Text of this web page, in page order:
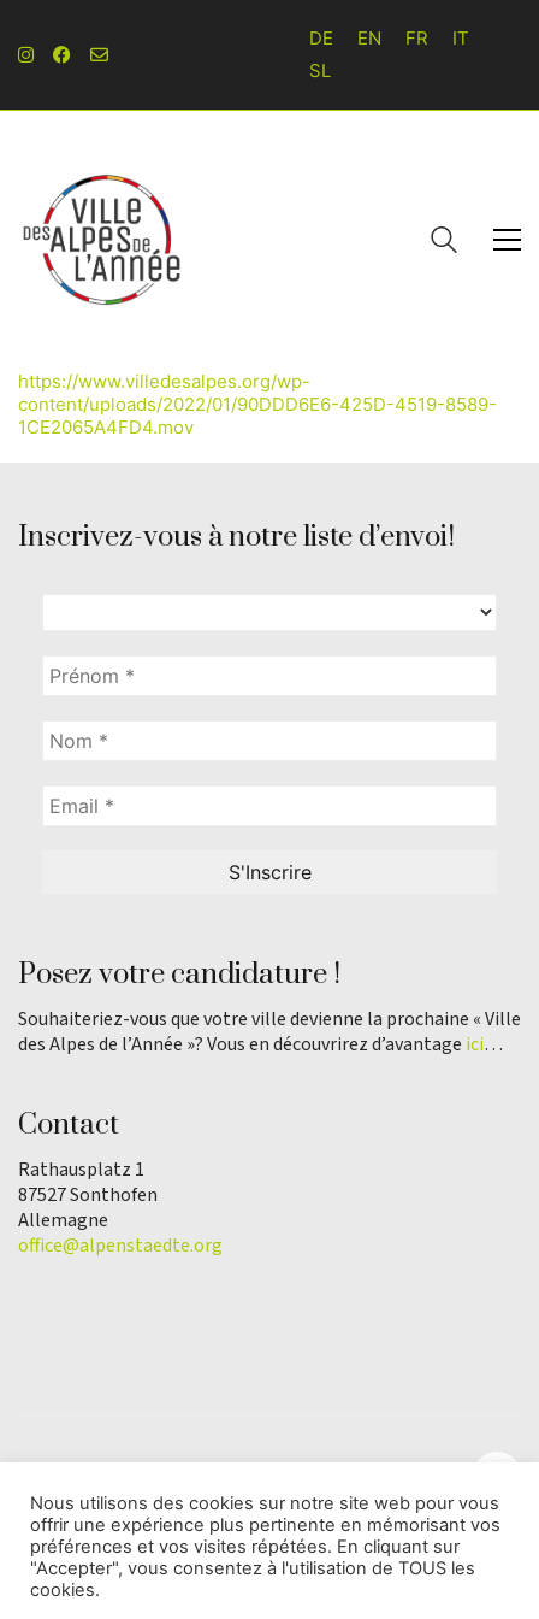
DE EN FR
IT
SL
https://www.villedesalpes.org/wp-
content/uploads/2022/01/90DDD6E6-425D-4519-8589-
1CE2065A4FD4.mov
Inscrivez-vous à notre liste d’envoi!
Posez votre candidature !
Souhaiteriez-vous que votre ville devienne la prochaine « Ville
des Alpes de l’Année »? Vous en découvrirez d’avantage ici…
Contact
Rathausplatz 1
87527 Sonthofen
Allemagne
office@alpenstaedte.org
© Copyright 2025 | L'association Ville des Alpes de
l'Année |Protection des données
Nous utilisons des cookies sur notre site web pour vous
offrir une expérience plus pertinente en mémorisant vos
préférences et vos visites répétées. En cliquant sur
"Accepter", vous consentez à l'utilisation de TOUS les
cookies.